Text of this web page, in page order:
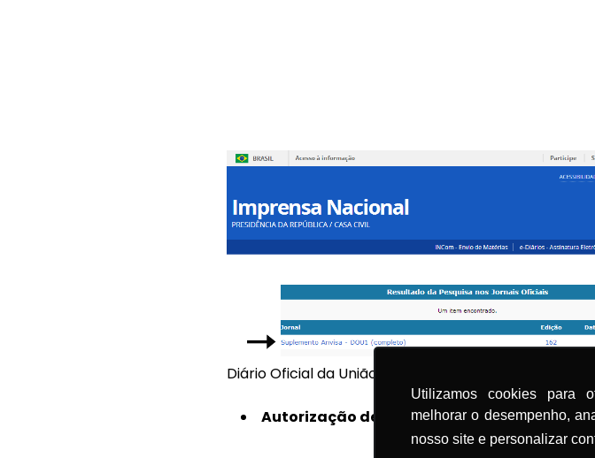
Utilizamos cookies para
melhorar o desempenho,
nosso site e personalizar
Diário Oficial da União Nº 242, de 15 de dezembro de
Autorização de Funcionamento (AFE):